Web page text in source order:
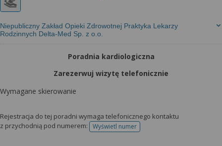
Niepubliczny Zakład Opieki Zdrowotnej Praktyka Lekarzy
Rodzinnych Delta-Med Sp. z o.o.
Poradnia kardiologiczna
Zarezerwuj wizytę telefonicznie
Wymagane skierowanie
Rejestracja do tej poradni wymaga telefonicznego kontaktu
z przychodnią pod numerem:
Wyświetl numertelefonu do rejestracji